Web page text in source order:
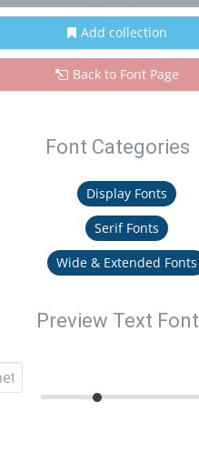
Add collection
Back to Font Page
Font Categories
Display Fonts
Serif Fonts
Wide & Extended Fonts
Preview Text Font